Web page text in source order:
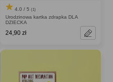
4.0 / 5 (1)
Urodzinowa kartka zdrapka DLA
DZIECKA
24,90 zł